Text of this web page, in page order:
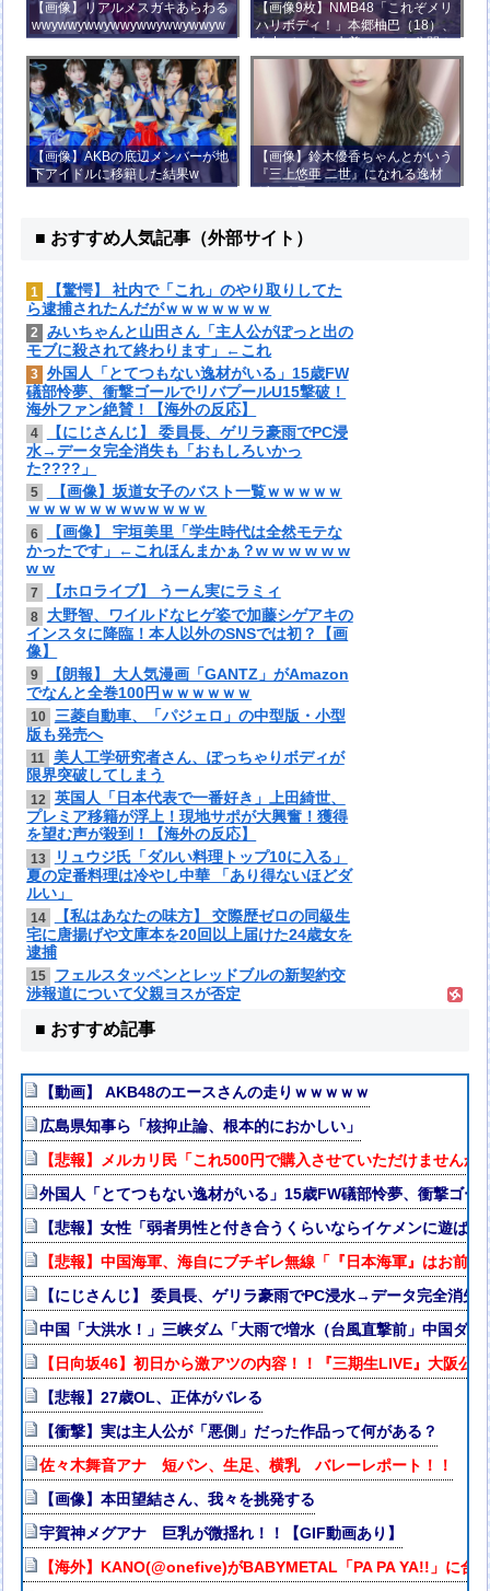
【画像】リアルメスガキあらわる
wwywwywwywwywwywwywwyw
wywwy
【画像9枚】NMB48「これぞメリ
ハリボディ！」本郷柚巴（18）、
迫力バストの水着ショット公開！
【画像】AKBの底辺メンバーが地
下アイドルに移籍した結果w
【画像】鈴木優香ちゃんとかいう
『三上悠亜 二世』になれる逸材
がコチラ
■ おすすめ人気記事（外部サイト）
1
【驚愕】 社内で「これ」のやり取りしてた
ら逮捕されたんだがｗｗｗｗｗｗｗ
2 みいちゃんと山田さん「主人公がぽっと出の
モブに殺されて終わります」←これ
3 外国人「とてつもない逸材がいる」15歳FW
礒部怜夢、衝撃ゴールでリバプールU15撃破！
海外ファン絶賛！【海外の反応】
4
【にじさんじ】 委員長、ゲリラ豪雨でPC浸
水→データ完全消失も「おもしろいかっ
た????」
5
【画像】坂道女子のバスト一覧ｗｗｗｗｗ
ｗｗｗｗｗｗｗwｗｗｗｗ
6
【画像】 宇垣美里「学生時代は全然モテな
かったです」←これほんまかぁ？w w w w w w
w w
7 【ホロライブ】 うーん実にラミィ
8
大野智、ワイルドなヒゲ姿で加藤シゲアキの
インスタに降臨！本人以外のSNSでは初？【画
像】
9
【朗報】 大人気漫画「GANTZ」がAmazon
でなんと全巻100円ｗｗｗｗｗｗ
10 三菱自動車、「パジェロ」の中型版・小型
版も発売へ
11 美人工学研究者さん、ぽっちゃりボディが
限界突破してしまう
12 英国人「日本代表で一番好き」上田綺世、
プレミア移籍が浮上！現地サポが大興奮！獲得
を望む声が殺到！【海外の反応】
13
リュウジ氏「ダルい料理トップ10に入る」
夏の定番料理は冷やし中華 「あり得ないほどダ
ルい」
14
【私はあなたの味方】 交際歴ゼロの同級生
宅に唐揚げや文庫本を20回以上届けた24歳女を
逮捕
15
フェルスタッペンとレッドブルの新契約交
渉報道について父親ヨスが否定
■ おすすめ記事
【動画】 AKB48のエースさんの走りｗｗｗｗｗ
広島県知事ら「核抑止論、根本的におかしい」
【悲報】メルカリ民「これ500円で購入させていただけません
外国人「とてつもない逸材がいる」15歳FW礒部怜夢、衝撃ゴ
【悲報】女性「弱者男性と付き合うくらいならイケメンに遊ば
【悲報】中国海軍、海自にブチギレ無線「『日本海軍』はお前
【にじさんじ】 委員長、ゲリラ豪雨でPC浸水→データ完全消
中国「大洪水！」三峡ダム「大雨で増水（台風直撃前」中国ダ
【日向坂46】初日から激アツの内容！！『三期生LIVE』大阪公
【悲報】27歳OL、正体がバレる
【衝撃】実は主人公が「悪側」だった作品って何がある？
佐々木舞音アナ 短パン、生足、横乳 バレーレポート！！
【画像】本田望結さん、我々を挑発する
宇賀神メグアナ 巨乳が微揺れ！！【GIF動画あり】
【海外】KANO(@onefive)がBABYMETAL「PA PA YA!!」に合